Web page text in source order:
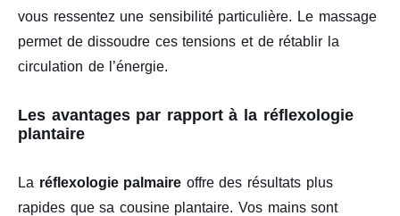
vous ressentez une sensibilité particulière. Le massage
permet de dissoudre ces tensions et de rétablir la
circulation de l’énergie.
Les avantages par rapport à la réflexologie
plantaire
La réflexologie palmaire offre des résultats plus
rapides que sa cousine plantaire. Vos mains sont